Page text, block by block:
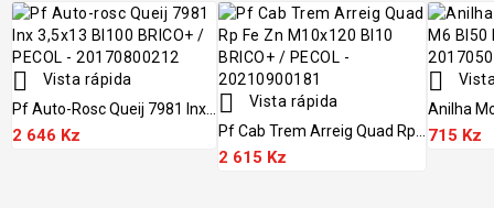

Vista rápida
Pf Auto-Rosc Queij 7981 Inx...
2 646 Kz

Vista rápida
Pf Cab Trem Arreig Quad Rp...
2 615 Kz

Anilha
715 Kz